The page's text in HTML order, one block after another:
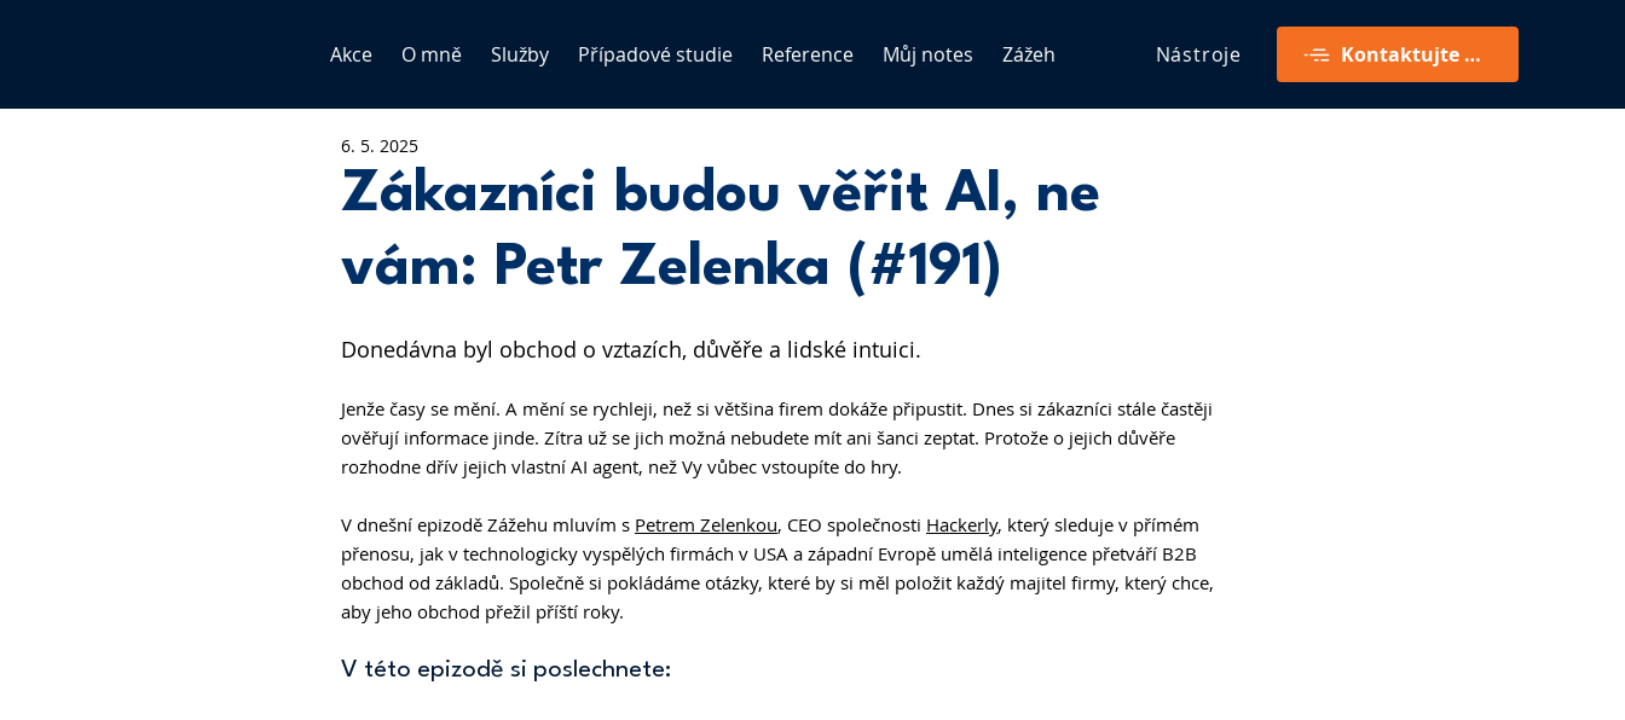
Nástroje Kontaktujte mě
Akce O mně Služby Případové studie Reference Můj notes Zážeh
Zákazníci budou věřit AI, ne
vám: Petr Zelenka (#191)
6. 5. 2025
Donedávna byl obchod o vztazích, důvěře a lidské intuici.
Jenže časy se mění. A mění se rychleji, než si většina firem dokáže připustit. Dnes si zákazníci stále častěji
ověřují informace jinde. Zítra už se jich možná nebudete mít ani šanci zeptat. Protože o jejich důvěře
rozhodne dřív jejich vlastní AI agent, než Vy vůbec vstoupíte do hry.
V dnešní epizodě Zážehu mluvím s Petrem Zelenkou, CEO společnosti Hackerly, který sleduje v přímém
přenosu, jak v technologicky vyspělých firmách v USA a západní Evropě umělá inteligence přetváří B2B
obchod od základů. Společně si pokládáme otázky, které by si měl položit každý majitel firmy, který chce,
aby jeho obchod přežil příští roky.
V této epizodě si poslechnete: